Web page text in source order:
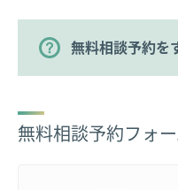
無料相談予約を
無料相談予約フォ